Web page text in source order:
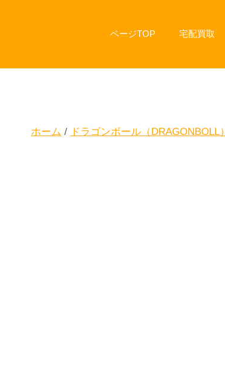
ページTOP 宅配買取
ホーム / ドラゴンボール（DRAGONBOLL）